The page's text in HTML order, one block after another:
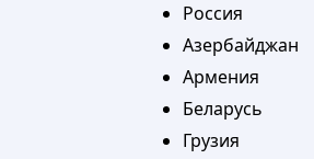
Россия
Азербайджан
Армения
Беларусь
Грузия